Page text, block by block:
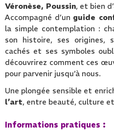
Véronèse, Poussin, et bien
Accompagné d’un guide
la simple contemplation :
son histoire, ses origines,
cachés et ses symboles
découvrirez comment ces
pour parvenir jusqu’à nous.
Une plongée sensible et
l’art, entre beauté, culture
Informations pratiques :